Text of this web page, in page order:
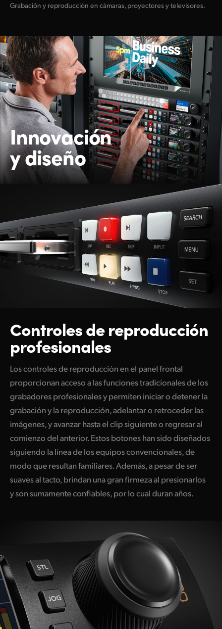
Grabación y reproducción en cámaras, proyectores y televisores.
Innovación
y diseño
Controles dereproducción
profesionales
Los controles de reproducción en el panel frontal
proporcionan acceso a las funciones tradicionales de los
grabadores profesionales y permiten iniciar o detener la
grabación y la reproducción, adelantar o retroceder las
imágenes, y avanzar hasta el clip siguiente o regresar al
comienzo del anterior. Estos botones han sido diseñados
siguiendo la línea de los equipos convencionales, de
modo que resultan familiares. Además, a pesar de ser
suaves al tacto, brindan una gran firmeza al presionarlos
y son sumamente confiables, por lo cual duran años.